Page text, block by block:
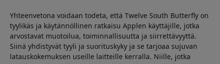
Yhteenvetona voidaan todeta, että Twelve South Butterfly on
tyylikäs ja käytännöllinen ratkaisu Applen käyttäjille, jotka
arvostavat muotoilua, toiminnallisuutta ja siirrettävyyttä.
Siinä yhdistyvät tyyli ja suorituskyky ja se tarjoaa sujuvan
latauskokemuksen useille laitteille kerralla. Niille, jotka